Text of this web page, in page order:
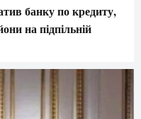
банку по кредиту,
на підпільній